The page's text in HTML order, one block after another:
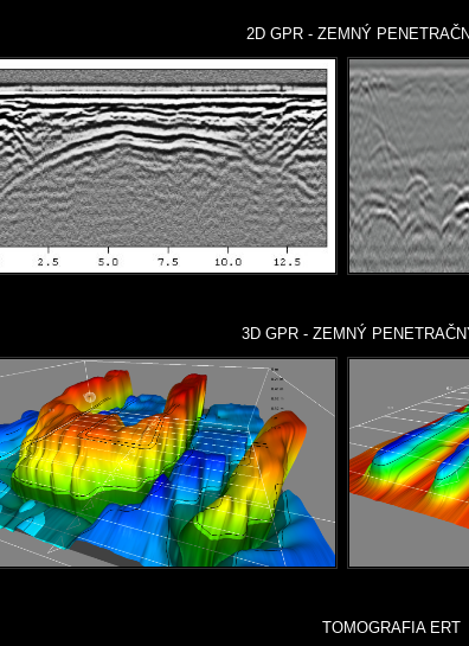
- ZEMNÝ PENETRAČNÝ
- ZEMNÝ PENETRAČNÝ
ERT